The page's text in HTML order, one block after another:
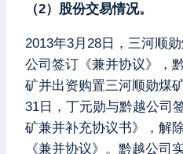
（2）股份交易情况。
2013年3月28日，三河顺
公司签订《兼并协议》，
矿并出资购置三河顺勋煤
31日，丁元勋与黔越公司
矿兼并补充协议书》，解
《兼并协议》。黔越公司